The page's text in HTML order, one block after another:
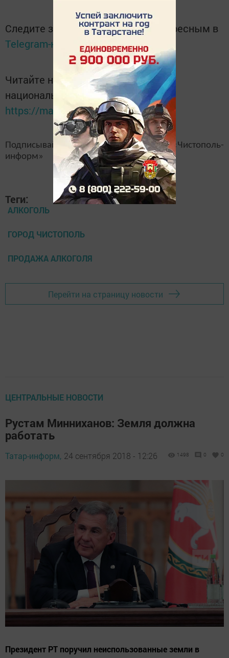
Следите за самым важным и интересным в
Telegram-каналеТатмедиа
Читайте новости Татарстана в
национальном мессенджере MАХ:
https://max.ru/tatmedia
Подписывайтесь на нашканалMAX«Чистополь-
информ»
Теги:
АЛКОГОЛЬ
ГОРОД ЧИСТОПОЛЬ
ПРОДАЖА АЛКОГОЛЯ
Перейти на страницу новости
ЦЕНТРАЛЬНЫЕ НОВОСТИ
Рустам Минниханов: Земля должна
работать
Татар-информ, 24 сентября 2018 - 12:26 1498 0 0
Президент РТ поручил неиспользованные земли в